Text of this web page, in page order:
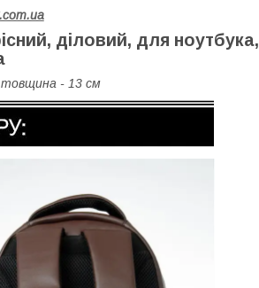
діловий, для ноутбука,
- 13 см